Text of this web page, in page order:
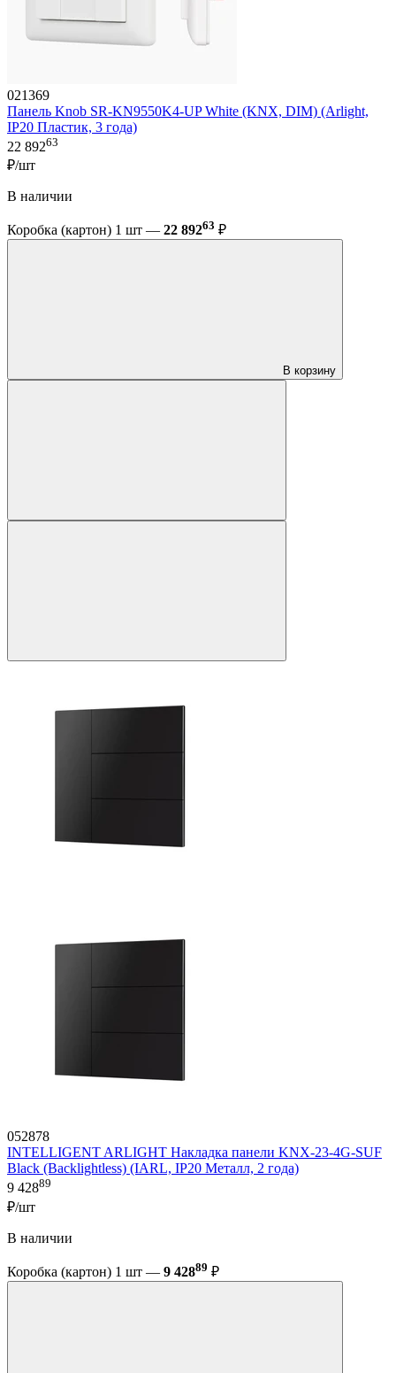
021369
Панель Knob SR-KN9550K4-UP White (KNX, DIM) (Arlight,
IP20 Пластик, 3 года)
22 89263
₽/шт
В наличии
Коробка (картон) 1 шт — 22 89263 ₽
В корзину
052878
INTELLIGENT ARLIGHT Накладка панели KNX-23-4G-SUF
Black (Backlightless) (IARL, IP20 Металл, 2 года)
9 42889
₽/шт
В наличии
Коробка (картон) 1 шт — 9 42889 ₽